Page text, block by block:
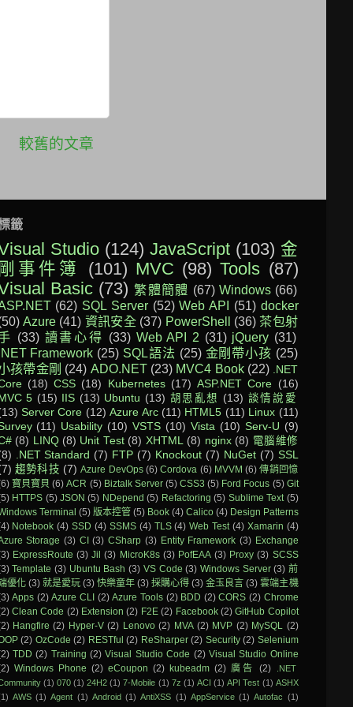
較舊的文章
籤
Studio (124) JavaScript (103) 金
事件簿
(101) MVC (98) Tools (87)
Basic (73) 繁體簡體 (67) Windows (66)
(62) SQL Server (52) Web API (51) docker
Azure (41) 資訊安全 (37) PowerShell (36) 茶包射
(33) 讀書心得 (33) Web API 2 (31) jQuery (31)
Framework (25) SQL語法 (25) 金剛帶小孩 (25)
孩帶金剛 (24) ADO.NET (23) MVC4 Book (22) .NET
(18) CSS (18) Kubernetes (17) ASP.NET Core (16)
5 (15) IIS (13) Ubuntu (13) 胡思亂想 (13) 談情說愛
Server Core (12) Azure Arc (11) HTML5 (11) Linux (11)
(11) Usability (10) VSTS (10) Vista (10) Serv-U (9)
(8) LINQ (8) Unit Test (8) XHTML (8) nginx (8) 電腦維修
.NET Standard (7) FTP (7) Knockout (7) NuGet (7) SSL
趨勢科技 (7) Azure DevOps (6) Cordova (6) MVVM (6) 傳銷回憶
寶貝寶貝 (6) ACR (5) Biztalk Server (5) CSS3 (5) Ford Focus (5) Git
HTTPS (5) JSON (5) NDepend (5) Refactoring (5) Sublime Text (5)
Terminal (5) 版本控管 (5) Book (4) Calico (4) Design Patterns
Notebook (4) SSD (4) SSMS (4) TLS (4) Web Test (4) Xamarin (4)
Storage (3) CI (3) CSharp (3) Entity Framework (3) Exchange
ExpressRoute (3) Jil (3) MicroK8s (3) PofEAA (3) Proxy (3) SCSS
Template (3) Ubuntu Bash (3) VS Code (3) Windows Server (3) 前
優化 (3) 就是愛玩 (3) 快樂童年 (3) 採購心得 (3) 金玉良言 (3) 雲端主機
Apps (2) Azure CLI (2) Azure Tools (2) BDD (2) CORS (2) Chrome
Clean Code (2) Extension (2) F2E (2) Facebook (2) GitHub Copilot
Hangfire (2) Hyper-V (2) Lenovo (2) MVA (2) MVP (2) MySQL
(2)
(2) OzCode (2) RESTful (2) ReSharper (2) Security (2) Selenium
TDD (2) Training (2) Visual Studio Code (2) Visual Studio Online
Windows Phone (2) eCoupon (2) kubeadm (2) 廣告 (2)
.NET
(1) 070 (1) 24H2 (1) 7-Mobile (1) 7z (1) ACI (1) API Test (1) ASHX
AWS (1) Agent (1) Android (1) AntiXSS (1) AppService (1) Autofac (1)